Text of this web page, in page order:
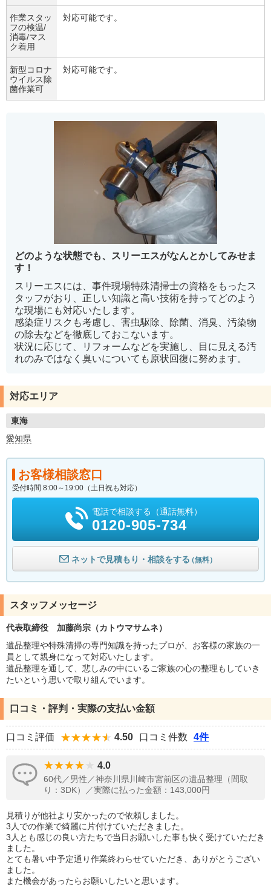
作業スタッ
フの検温/
消毒/マス
ク着用
対応可能です。
新型コロナ
ウイルス除
菌作業可
対応可能です。
どのような状態でも、スリーエスがなんとかしてみせま
す！
スリーエスには、事件現場特殊清掃士の資格をもったス
タッフがおり、正しい知識と高い技術を持ってどのよう
な現場にも対応いたします。
感染症リスクも考慮し、害虫駆除、除菌、消臭、汚染物
の除去などを徹底しておこないます。
状況に応じて、リフォームなどを実施し、目に見える汚
れのみではなく臭いについても原状回復に努めます。
対応エリア
東海
愛知県
お客様相談窓口
受付時間 8:00～19:00（土日祝も対応）
電話で相談する（通話無料）
0120-905-734
ネットで見積もり・相談をする（無料）
スタッフメッセージ
代表取締役 加藤尚宗（カトウマサムネ）
遺品整理や特殊清掃の専門知識を持ったプロが、お客様の家族の一
員として親身になって対応いたします。
遺品整理を通して、悲しみの中にいるご家族の心の整理もしていき
たいという思いで取り組んでいます。
口コミ・評判・実際の支払い金額
口コミ評価 4.50 口コミ件数 4件
4.0
60代／男性／神奈川県川崎市宮前区の遺品整理（間取
り：3DK）／実際に払った金額：143,000円
見積りが他社より安かったので依頼しました。
3人での作業で綺麗に片付けていただきました。
3人とも感じの良い方たちで当日お願いした事も快く受けていただき
ました。
とても暑い中予定通り作業終わらせていただき、ありがとうござい
ました。
また機会があったらお願いしたいと思います。